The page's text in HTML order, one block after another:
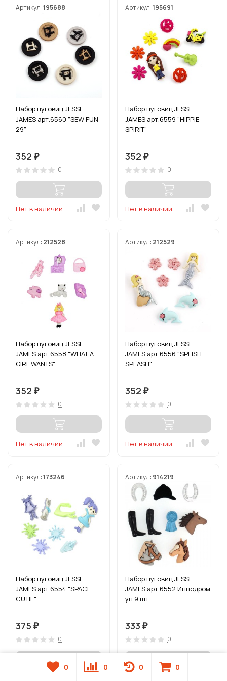
Артикул:195688
Набор пуговиц JESSE
JAMES арт.6560 "SEW FUN-
29"
352 ₽
0
Нет в наличии
Артикул:195691
Набор пуговиц JESSE
JAMES арт.6559 "HIPPIE
SPIRIT"
352 ₽
0
Нет в наличии
Артикул: 212528
Набор пуговиц JESSE
JAMES арт.6558 "WHAT A
GIRL WANTS"
352 ₽
0
Нет в наличии
Артикул: 212529
Набор пуговиц JESSE
JAMES арт.6556 "SPLISH
SPLASH"
352 ₽
0
Нет в наличии
Артикул:173246
Набор пуговиц JESSE
JAMES арт.6554 "SPACE
CUTIE"
375 ₽
0
Артикул: 914219
Набор пуговиц JESSE
JAMES арт.6552 Ипподром
уп.9 шт
333 ₽
0
0 0 0 0